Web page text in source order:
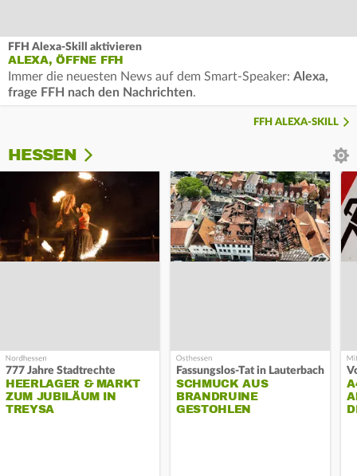
FFH Alexa-Skill aktivieren
ALEXA, ÖFFNE FFH
Immer die neuesten News auf dem Smart-Speaker: Alexa,
frage FFH nach den Nachrichten.
FFH ALEXA-SKILL
HESSEN
777 Jahre Stadtrechte
HEERLAGER & MARKT
ZUM JUBILÄUM IN
TREYSA
Fassungslos-Tat in Lauterbach
SCHMUCK AUS
BRANDRUINE
GESTOHLEN